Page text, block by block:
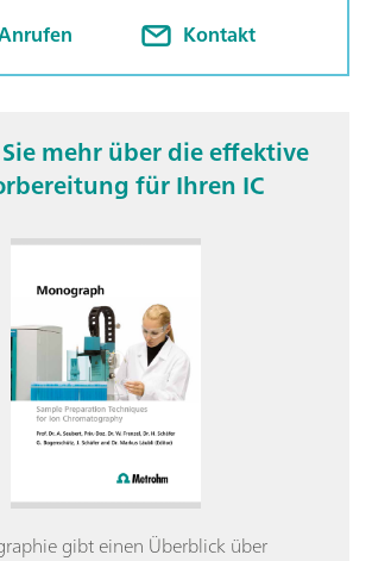
Kontakt
mehr über die effektive
für Ihren IC
gibt einen Überblick über